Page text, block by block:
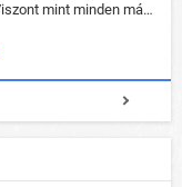
Amióta bejött, csak ezzel játszom. Viszont mint minden más - akár az alapjáték is, ez is baromira összetett lett. Néha már pár kör után is esélytelen az egész. Vagy irreállisan túltápol valaki, vagy lelép a partner, vagy csak hülye mint a segg. És amikor eljönne az én időm, na akkor jön el mindenki másé is. Engem jobban érdekelne, hogy ki milyen ratingen szokott játszani. Na ez lenne egy érdekes adat.